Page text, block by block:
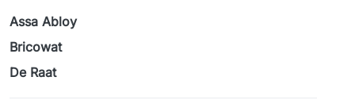
Assa Abloy
Bricowat
De Raat